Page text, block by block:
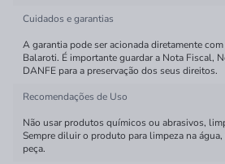
Cuidados e garantias
A garantia pode ser acionada diretamente
Balaroti. É importante guardar a Nota Fiscal,
DANFE para a preservação dos seus direitos.
Recomendações de Uso
Não usar produtos químicos ou abrasivos,
Sempre diluir o produto para limpeza na
peça.